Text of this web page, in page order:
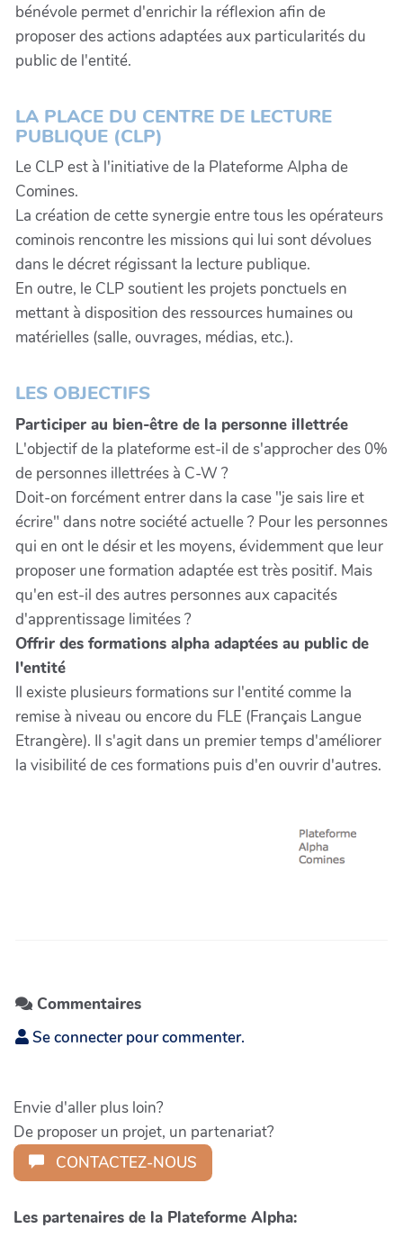
bénévole permet d'enrichir la réflexion afin de
proposer des actions adaptées aux particularités du
public de l'entité.
LA PLACE DU CENTRE DE LECTURE
PUBLIQUE (CLP)
Le CLP est à l'initiative de la Plateforme Alpha de
Comines.
La création de cette synergie entre tous les opérateurs
cominois rencontre les missions qui lui sont dévolues
dans le décret régissant la lecture publique.
En outre, le CLP soutient les projets ponctuels en
mettant à disposition des ressources humaines ou
matérielles (salle, ouvrages, médias, etc.).
LES OBJECTIFS
Participer au bien-être de la personne illettrée
L'objectif de la plateforme est-il de s'approcher des 0%
de personnes illettrées à C-W ?
Doit-on forcément entrer dans la case "je sais lire et
écrire" dans notre société actuelle ? Pour les personnes
qui en ont le désir et les moyens, évidemment que leur
proposer une formation adaptée est très positif. Mais
qu'en est-il des autres personnes aux capacités
d'apprentissage limitées ?
Offrir des formations alpha adaptées au public de
l'entité
Il existe plusieurs formations sur l'entité comme la
remise à niveau ou encore du FLE (Français Langue
Etrangère). Il s'agit dans un premier temps d'améliorer
la visibilité de ces formations puis d'en ouvrir d'autres.
Commentaires
Se connecter pour commenter.
Envie d'aller plus loin?
De proposer un projet, un partenariat?
CONTACTEZ-NOUS
Les partenaires de la Plateforme Alpha: